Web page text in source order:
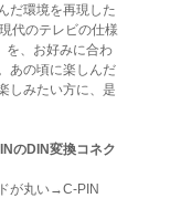
だ環境を再現した
代のテレビの仕様
を、お好みに合わ
あの頃に楽しんだ
しみたい方に、是
のDIN変換コネク
が丸い→C-PIN